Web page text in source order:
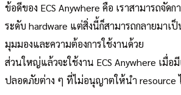
ข้อดีของ ECS Anywhere คือ เราสามารถจัด
ระดับ hardware แต่สิ่งนี้ก็สามารถกลายมาเ
มุมมองและความต้องการใช้งานด้วย
ส่วนใหญ่แล้วจะใช้งาน ECS Anywhere เมื่อ
ปลอดภัยต่าง ๆ ที่ไม่อนุญาตให้นำ resource